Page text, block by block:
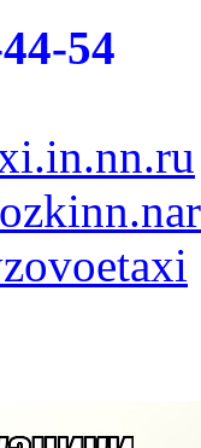
54